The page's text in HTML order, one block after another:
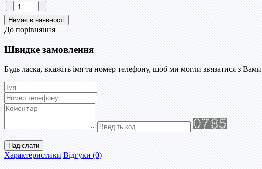
До порівняння
Швидке замовлення
Будь ласка, вкажіть імя та номер телефону, щоб ми могли звязатися з Вами
Надіслати
Характеристики Відгуки (0)